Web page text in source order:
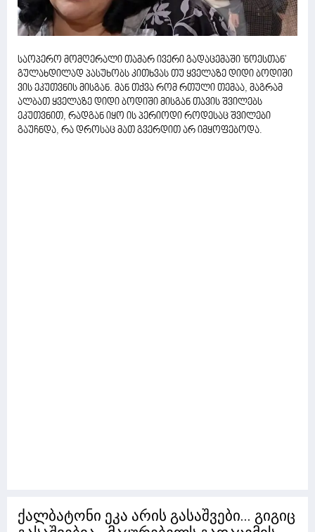
საოპერო მომღერალი თამარ ივერი გადაცემაში 'ნოესთან'
გულახდილად პასუხობს კითხვას თუ ყველაზე დიდი ბოდიში
ვის ეკუთვნის მისგან. მან თქვა რომ რთული თემაა, მაგრამ
ალბათ ყველაზე დიდი ბოდიში მისგან თავის შვილებს
ეკუთვნით, რადგან იყო ის პერიოდი როდესაც შვილები
გაუჩნდა, რა დროსაც მათ გვერდით არ იმყოფებოდა.
ქალბატონი ეკა არის გასაშვები... გიგიც